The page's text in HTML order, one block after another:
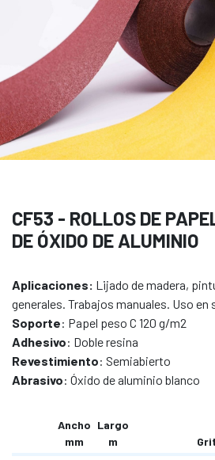
CF53 - ROLLOS DE
DE ÓXIDO DE ALUMINIO
Aplicaciones: Lijado de madera,
generales. Trabajos manuales. Uso en
Soporte: Papel peso C 120 g/m2
Adhesivo: Doble resina
Revestimiento: Semiabierto
Abrasivo: Óxido de aluminio blanco
Ancho
mm
Largo
m